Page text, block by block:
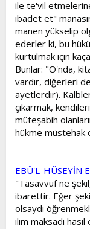
ile te'vil
ibadet et"
manen yükselip
ederler ki, bu
kurtulmak için
Bunlar: "O'nda,
vardır, diğerleri
ayetlerdir).
çıkarmak,
müteşabih
hükme müstehak
EBÛ'L-HÜSEYİN
"Tasavvuf ne
ibarettir. Eğer
olsaydı
ilim maksadı